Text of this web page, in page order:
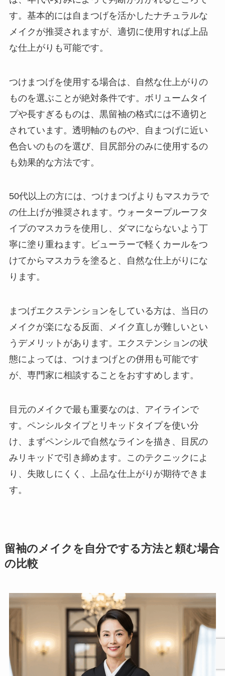
す。基本的には自まつげを活かしたナチュラルな
メイクが推奨されますが、適切に使用すれば上品
な仕上がりも可能です。
つけまつげを使用する場合は、自然な仕上がりの
ものを選ぶことが絶対条件です。ボリュームタイ
プや長すぎるものは、黒留袖の格式には不適切と
されています。透明軸のものや、自まつげに近い
色合いのものを選び、目尻部分のみに使用するの
も効果的な方法です。
50代以上の方には、つけまつげよりもマスカラで
の仕上げが推奨されます。ウォータープルーフタ
イプのマスカラを使用し、ダマにならないよう丁
寧に塗り重ねます。ビューラーで軽くカールをつ
けてからマスカラを塗ると、自然な仕上がりにな
ります。
まつげエクステンションをしている方は、当日の
メイクが楽になる反面、メイク直しが難しいとい
うデメリットがあります。エクステンションの状
態によっては、つけまつげとの併用も可能です
が、専門家に相談することをおすすめします。
目元のメイクで最も重要なのは、アイラインで
す。ペンシルタイプとリキッドタイプを使い分
け、まずペンシルで自然なラインを描き、目尻の
みリキッドで引き締めます。このテクニックによ
り、失敗しにくく、上品な仕上がりが期待できま
す。
留袖のメイクを自分でする方法と頼む場合
の比較